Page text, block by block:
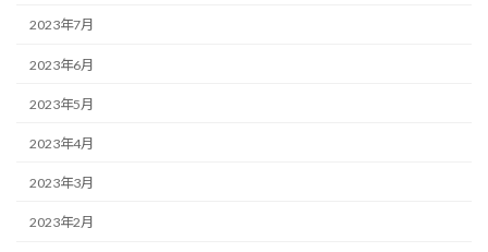
2023年7月
2023年6月
2023年5月
2023年4月
2023年3月
2023年2月